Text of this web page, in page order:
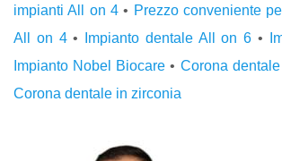
impianti All on 4• Prezzo conveniente
All on 4• Impianto dentale All on 6 •
Impianto Nobel Biocare • Corona
Corona dentale in zirconia